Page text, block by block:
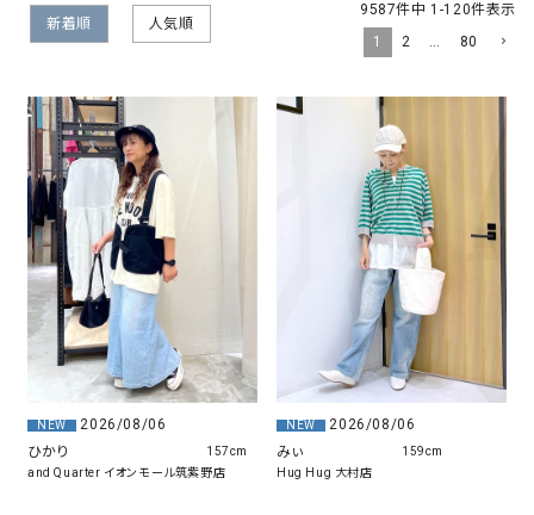
新着順 人気順
9587件中 1 -120件表示
1
2 … 80
NEW
2026/08/06
ひかり
and Quarter イオンモール筑紫野店
157cm
NEW
2026/08/06
みぃ
Hug Hug 大村店
159cm